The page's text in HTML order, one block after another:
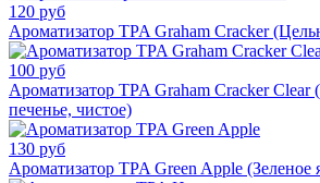
120 руб
Ароматизатор TPA Graham Cracker
100 руб
Ароматизатор TPA Graham Cracker Clear
печенье, чистое)
130 руб
Ароматизатор TPA Green Apple (Зеленое